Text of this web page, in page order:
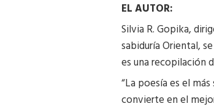
EL AUTOR:
Silvia R. Gopika,
sabiduría Oriental,
es una recopilación
“La poesía es el
convierte en el